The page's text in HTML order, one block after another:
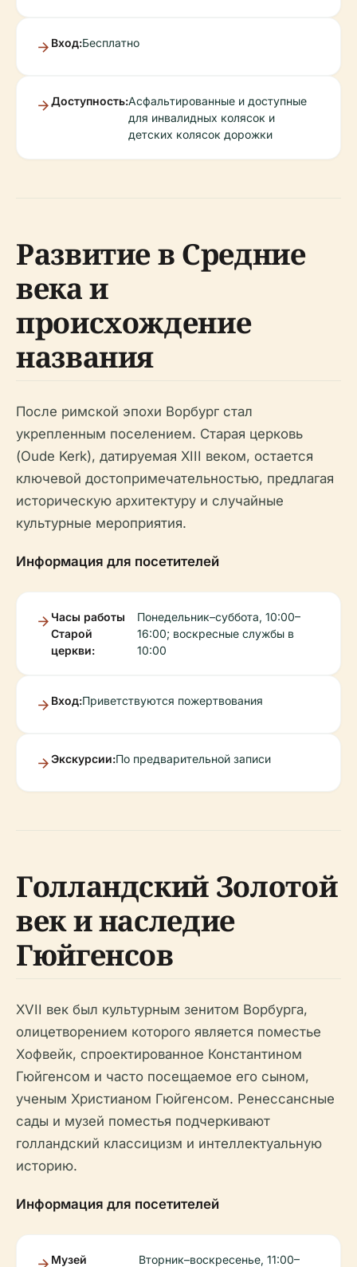
Вход:Бесплатно
Доступность:Асфальтированные и доступные
для инвалидных колясок и
детских колясок дорожки
Развитие в Средние
века и
происхождение
названия
После римской эпохи Ворбург стал
укрепленным поселением. Старая церковь
(Oude Kerk), датируемая XIII веком, остается
ключевой достопримечательностью, предлагая
историческую архитектуру и случайные
культурные мероприятия.
Информация для посетителей
Часы работы
Старой
церкви:
Понедельник–суббота, 10:00–
16:00; воскресные службы в
10:00
Вход:Приветствуются пожертвования
Экскурсии:По предварительной записи
Голландский Золотой
век и наследие
Гюйгенсов
XVII век был культурным зенитом Ворбурга,
олицетворением которого является поместье
Хофвейк, спроектированное Константином
Гюйгенсом и часто посещаемое его сыном,
ученым Христианом Гюйгенсом. Ренессансные
сады и музей поместья подчеркивают
голландский классицизм и интеллектуальную
историю.
Информация для посетителей
Музей
Вторник–воскресенье, 11:00–